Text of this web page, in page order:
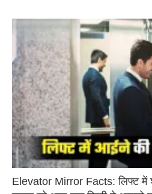
Elevator Mirror Facts: लिफ्ट में